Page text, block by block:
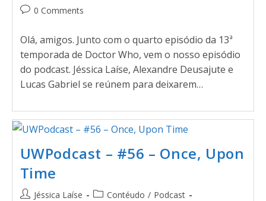
0 Comments
Olá, amigos. Junto com o quarto episódio da 13ª
temporada de Doctor Who, vem o nosso episódio
do podcast. Jéssica Laíse, Alexandre Deusajute e
Lucas Gabriel se reúnem para deixarem…
UWPodcast – #56 – Once, Upon
Time
Jéssica Laíse Contéudo / Podcast